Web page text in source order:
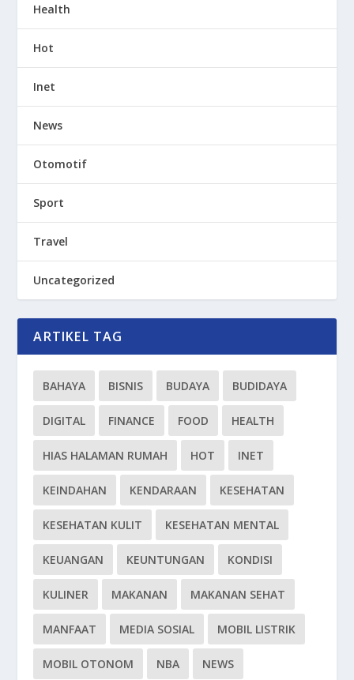
Health
Hot
Inet
News
Otomotif
Sport
Travel
Uncategorized
ARTIKEL TAG
BAHAYA BISNIS BUDAYA BUDIDAYA
DIGITAL FINANCE FOOD HEALTH
HIAS HALAMAN RUMAH HOT INET
KEINDAHAN KENDARAAN KESEHATAN
KESEHATAN KULIT KESEHATAN MENTAL
KEUANGAN KEUNTUNGAN KONDISI
KULINER MAKANAN MAKANAN SEHAT
MANFAAT MEDIA SOSIAL MOBIL LISTRIK
MOBIL OTONOM NBA NEWS